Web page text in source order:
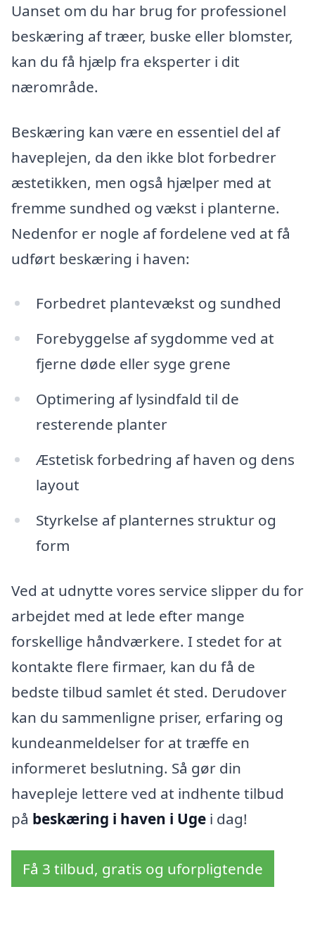
Uanset om du har brug for professionel
beskæring af træer, buske eller blomster,
kan du få hjælp fra eksperter i dit
nærområde.
Beskæring kan være en essentiel del af
haveplejen, da den ikke blot forbedrer
æstetikken, men også hjælper med at
fremme sundhed og vækst i planterne.
Nedenfor er nogle af fordelene ved at få
udført beskæring i haven:
Forbedret plantevækst og sundhed
Forebyggelse af sygdomme ved at
fjerne døde eller syge grene
Optimering af lysindfald til de
resterende planter
Æstetisk forbedring af haven og dens
layout
Styrkelse af planternes struktur og
form
Ved at udnytte vores service slipper du for
arbejdet med at lede efter mange
forskellige håndværkere. I stedet for at
kontakte flere firmaer, kan du få de
bedste tilbud samlet ét sted. Derudover
kan du sammenligne priser, erfaring og
kundeanmeldelser for at træffe en
informeret beslutning. Så gør din
havepleje lettere ved at indhente tilbud
på beskæring i haven i Uge i dag!
Få 3 tilbud, gratis og uforpligtende